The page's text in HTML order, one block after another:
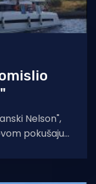
Nelson",
pokušaju